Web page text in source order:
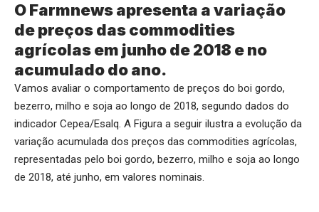
O Farmnews apresenta a variação
de preços das commodities
agrícolas em junho de 2018 e no
acumulado do ano.
Vamos avaliar o comportamento de preços do boi gordo,
bezerro, milho e soja ao longo de 2018, segundo dados do
indicador Cepea/Esalq. A Figura a seguir ilustra a evolução da
variação acumulada dos preços das commodities agrícolas,
representadas pelo boi gordo, bezerro, milho e soja ao longo
de 2018, até junho, em valores nominais.